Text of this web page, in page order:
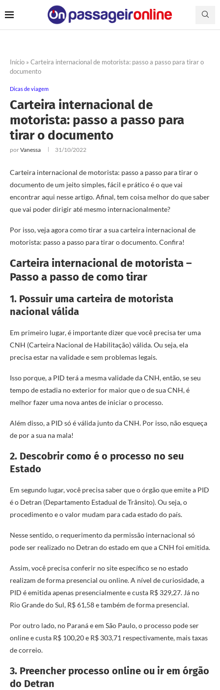
Início » Carteira internacional de motorista: passo a passo para tirar o
documento
Dicas de viagem
Carteira internacional de
motorista: passo a passo para
tirar o documento
porVanessa 31/10/2022
Carteira internacional de motorista: passo a passo para tirar o
documento de um jeito simples, fácil e prático é o que vai
encontrar aqui nesse artigo. Afinal, tem coisa melhor do que saber
que vai poder dirigir até mesmo internacionalmente?
Por isso, veja agora como tirar a sua carteira internacional de
motorista: passo a passo para tirar o documento. Confira!
Carteira internacional de motorista –
Passo a passo de como tirar
1. Possuir uma carteira de motorista
nacional válida
Em primeiro lugar, é importante dizer que você precisa ter uma
CNH (Carteira Nacional de Habilitação) válida. Ou seja, ela
precisa estar na validade e sem problemas legais.
Isso porque, a PID terá a mesma validade da CNH, então, se seu
tempo de estadia no exterior for maior que o de sua CNH, é
melhor fazer uma nova antes de iniciar o processo.
Além disso, a PID só é válida junto da CNH. Por isso, não esqueça
de por a sua na mala!
2. Descobrir como é o processo no seu
Estado
Em segundo lugar, você precisa saber que o órgão que emite a PID
é o Detran (Departamento Estadual de Trânsito). Ou seja, o
procedimento e o valor mudam para cada estado do país.
Nesse sentido, o requerimento da permissão internacional só
pode ser realizado no Detran do estado em que a CNH foi emitida.
Assim, você precisa conferir no site específico se no estado
realizam de forma presencial ou online. A nível de curiosidade, a
PID é emitida apenas presencialmente e custa R$ 329,27. Já no
Rio Grande do Sul, R$ 61,58 e também de forma presencial.
Por outro lado, no Paraná e em São Paulo, o processo pode ser
online e custa R$ 100,20 e R$ 303,71 respectivamente, mais taxas
de correio.
3. Preencher processo online ou ir em órgão
do Detran